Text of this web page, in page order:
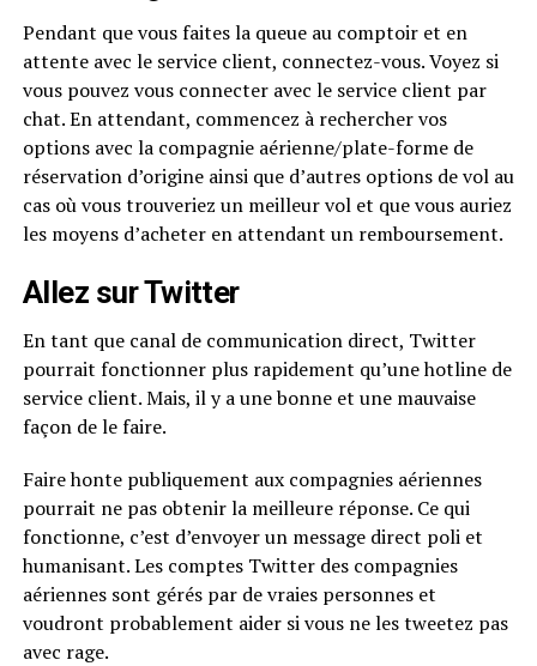
Pendant que vous faites la queue au comptoir et en
attente avec le service client, connectez-vous. Voyez si
vous pouvez vous connecter avec le service client par
chat. En attendant, commencez à rechercher vos
options avec la compagnie aérienne/plate-forme de
réservation d’origine ainsi que d’autres options de vol au
cas où vous trouveriez un meilleur vol et que vous auriez
les moyens d’acheter en attendant un remboursement.
Allez sur Twitter
En tant que canal de communication direct, Twitter
pourrait fonctionner plus rapidement qu’une hotline de
service client. Mais, il y a une bonne et une mauvaise
façon de le faire.
Faire honte publiquement aux compagnies aériennes
pourrait ne pas obtenir la meilleure réponse. Ce qui
fonctionne, c’est d’envoyer un message direct poli et
humanisant. Les comptes Twitter des compagnies
aériennes sont gérés par de vraies personnes et
voudront probablement aider si vous ne les tweetez pas
avec rage.